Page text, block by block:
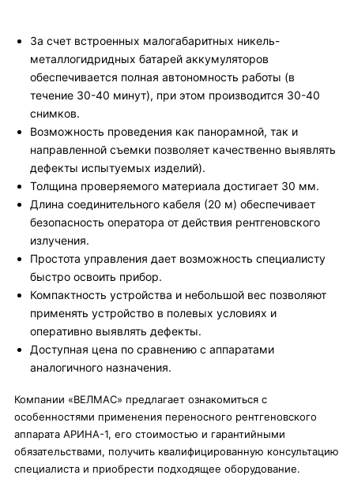
За счет встроенных малогабаритных никель-
металлогидридных батарей аккумуляторов
обеспечивается полная автономность работы (в
течение 30-40 минут), при этом производится 30-40
снимков.
Возможность проведения как панорамной, так и
направленной съемки позволяет качественно выявлять
дефекты испытуемых изделий).
Толщина проверяемого материала достигает 30 мм.
Длина соединительного кабеля (20 м) обеспечивает
безопасность оператора от действия рентгеновского
излучения.
Простота управления дает возможность специалисту
быстро освоить прибор.
Компактность устройства и небольшой вес позволяют
применять устройство в полевых условиях и
оперативно выявлять дефекты.
Доступная цена по сравнению с аппаратами
аналогичного назначения.
Компании «ВЕЛМАС» предлагает ознакомиться с
особенностями применения переносного рентгеновского
аппарата АРИНА-1, его стоимостью и гарантийными
обязательствами, получить квалифицированную консультацию
специалиста и приобрести подходящее оборудование.